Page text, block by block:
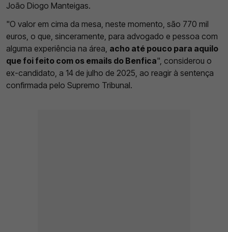
João Diogo Manteigas.
"O valor em cima da mesa, neste momento, são 770 mil
euros, o que, sinceramente, para advogado e pessoa com
alguma experiência na área, acho até pouco para aquilo
que foi feito com os emails do Benfica", considerou o
ex-candidato, a 14 de julho de 2025, ao reagir à sentença
confirmada pelo Supremo Tribunal.